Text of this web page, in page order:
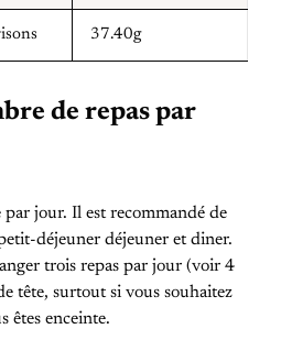
37.40g
de repas par
jour. Il est recommandé de
déjeuner déjeuner et diner.
trois repas par jour (voir 4
tête, surtout si vous souhaitez
êtes enceinte.